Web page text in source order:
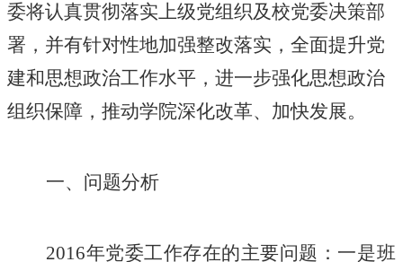
委将认真贯彻落实上级党组织及校党委决策部
署，并有针对性地加强整改落实，全面提升党
建和思想政治工作水平，进一步强化思想政治
组织保障，推动学院深化改革、加快发展。
一、问题分析
2016年党委工作存在的主要问题：一是班